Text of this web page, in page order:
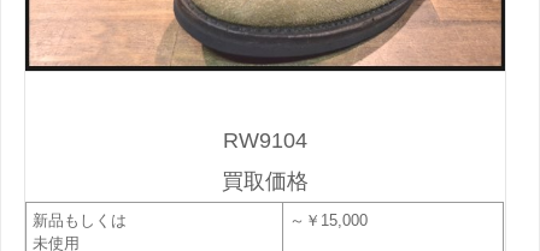
RW9104
買取価格
新品もしくは
未使用
～￥15,000